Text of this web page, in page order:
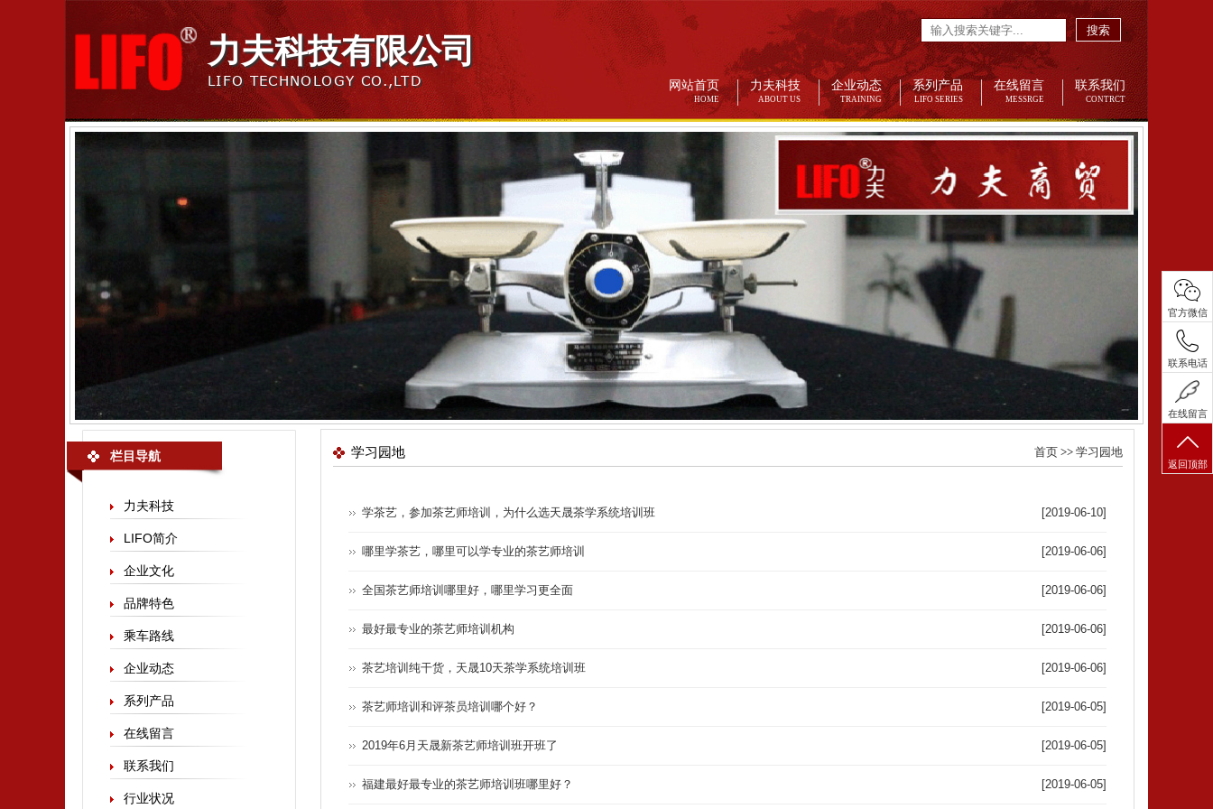
力夫科技有限公司
LIFO TECHNOLOGY CO.,LTD 网站首页
HOME
力夫科技
ABOUT US
企业动态
TRAINING
系列产品
LIFO SERIES
在线留言
MESSRGE
联系我们
CONTRCT
搜索
栏目导航
力夫科技
LIFO简介
企业文化
品牌特色
乘车路线
企业动态
系列产品
在线留言
联系我们
行业状况
首页>> 学习园地
学习园地
[2019-06-10]
学茶艺，参加茶艺师培训，为什么选天晟茶学系统培训班
[2019-06-06]
哪里学茶艺，哪里可以学专业的茶艺师培训
[2019-06-06]
全国茶艺师培训哪里好，哪里学习更全面
[2019-06-06]
最好最专业的茶艺师培训机构
[2019-06-06]
茶艺培训纯干货，天晟10天茶学系统培训班
[2019-06-05]
茶艺师培训和评茶员培训哪个好？
[2019-06-05]
2019年6月天晟新茶艺师培训班开班了
[2019-06-05]
福建最好最专业的茶艺师培训班哪里好？
官方微信
联系电话
在线留言
返回顶部